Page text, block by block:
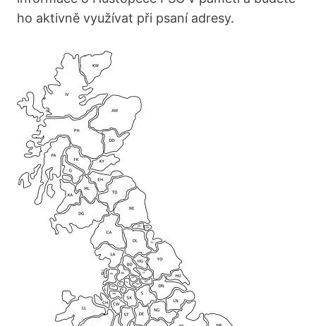
ho aktivně využívat při‍ psaní adresy.